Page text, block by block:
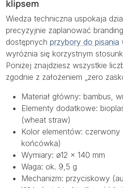
klipsem
Wiedza techniczna uspokaja
precyzyjnie zaplanować
dostępnych przybory do pisania
wyróżnia się korzystnym
Poniżej znajdziesz wszystkie
zgodnie z założeniem „zero
Materiał główny: bambus,
Elementy dodatkowe:
(wheat straw)
Kolor elementów: czerwony
końcówka)
Wymiary: ø12 × 140 mm
Waga: ok. 9,5 g
Mechanizm: przyciskowy